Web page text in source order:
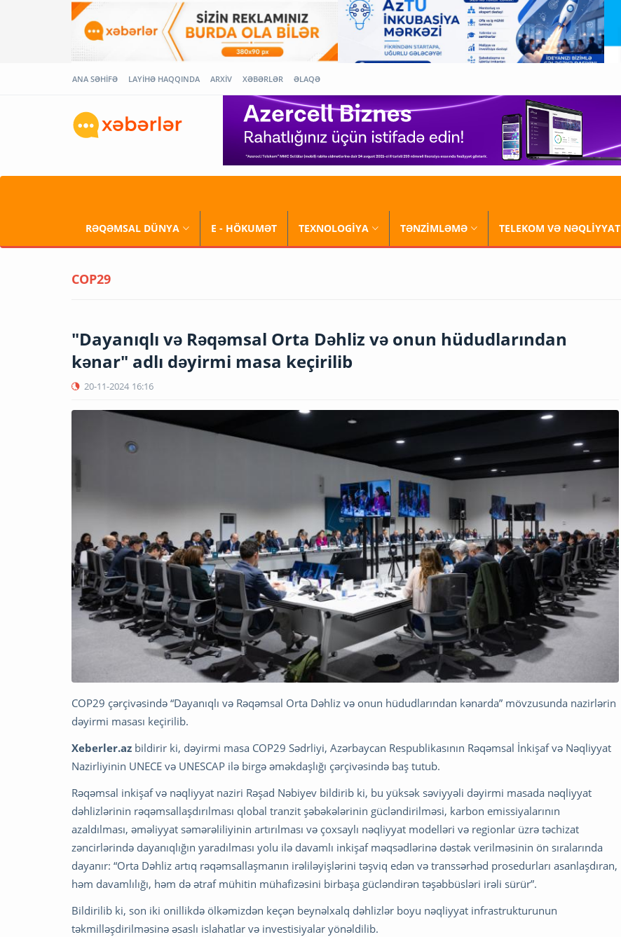
ANA SƏHİFƏ LAYİHƏ HAQQINDA ARXİV XƏBƏRLƏR ƏLAQƏ
RƏQƏMSAL DÜNYA E - HÖKUMƏT TEXNOLOGİYA TƏNZİMLƏMƏ TELEKOM VƏ NƏQLİYYAT
COP29
"Dayanıqlı və Rəqəmsal Orta Dəhliz və onun hüdudlarından
kənar" adlı dəyirmi masa keçirilib
20-11-2024 16:16
COP29 çərçivəsində “Dayanıqlı və Rəqəmsal Orta Dəhliz və onun hüdudlarından kənarda” mövzusunda nazirlərin
dəyirmi masası keçirilib.
Xeberler.az bildirir ki, dəyirmi masa COP29 Sədrliyi, Azərbaycan Respublikasının Rəqəmsal İnkişaf və Nəqliyyat
Nazirliyinin UNECE və UNESCAP ilə birgə əməkdaşlığı çərçivəsində baş tutub.
Rəqəmsal inkişaf və nəqliyyat naziri Rəşad Nəbiyev bildirib ki, bu yüksək səviyyəli dəyirmi masada nəqliyyat
dəhlizlərinin rəqəmsallaşdırılması qlobal tranzit şəbəkələrinin gücləndirilməsi, karbon emissiyalarının
azaldılması, əməliyyat səmərəliliyinin artırılması və çoxsaylı nəqliyyat modelləri və regionlar üzrə təchizat
zəncirlərində dayanıqlığın yaradılması yolu ilə davamlı inkişaf məqsədlərinə dəstək verilməsinin ön sıralarında
dayanır: “Orta Dəhliz artıq rəqəmsallaşmanın irəliləyişlərini təşviq edən və transsərhəd prosedurları asanlaşdıran,
həm davamlılığı, həm də ətraf mühitin mühafizəsini birbaşa gücləndirən təşəbbüsləri irəli sürür”.
Bildirilib ki, son iki onillikdə ölkəmizdən keçən beynəlxalq dəhlizlər boyu nəqliyyat infrastrukturunun
təkmilləşdirilməsinə əsaslı islahatlar və investisiyalar yönəldilib.